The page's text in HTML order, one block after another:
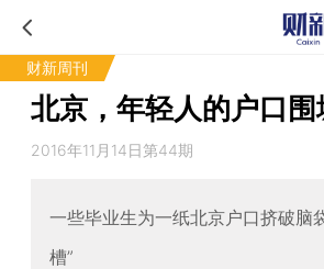
财新周刊
北京，年轻人的户口围
2016年11月14日第44期
一些毕业生为一纸北京户口挤破脑
槽”